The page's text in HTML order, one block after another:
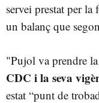
servei prestat per
un balanç que
"Pujol va prendre
CDC i la seva
estat “punt de